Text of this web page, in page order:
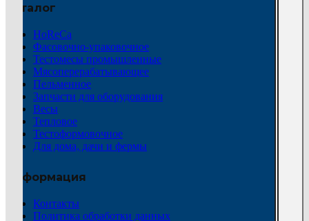
Каталог
HoReCa
Фасовочно-упаковочное
Тестомесы промышленные
Мясоперерабатывающее
Пельменное
Запчасти для оборудования
Весы
Тепловое
Тестоформовочное
Для дома, дачи и фермы
Информация
Контакты
Политика обработки данных